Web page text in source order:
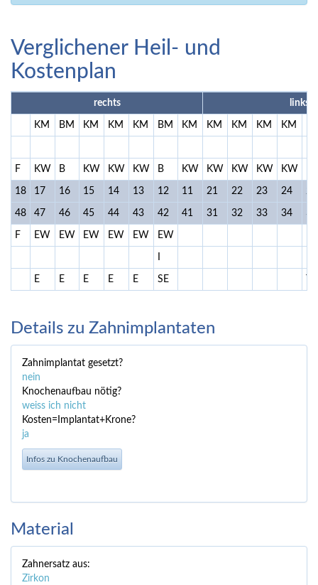
Verglichener Heil- und
Kostenplan
rechts links
KM BM KM KM KM BM KM KM KM KM KM
F KW B KW KW KW B KW KW KW KW KW
18 17 16 15 14 13 12 11 21 22 23 24 25
48 47 46 45 44 43 42 41 31 32 33 34 35
F EW EW EW EW EW EW
E E E E E SE
Details zu Zahnimplantaten
Zahnimplantat gesetzt?
nein
Knochenaufbau nötig?
weiss ich nicht
Kosten=Implantat+Krone?
ja
Infos zu Knochenaufbau
Material
Zahnersatz aus:
Zirkon